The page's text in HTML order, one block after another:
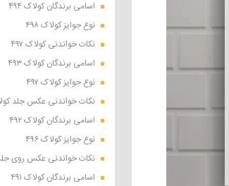
اسامی برندگان کولاک ۴۹۴
نوع جوایز کولاک ۴۹۸
نکات خواندنی کولاک ۴۹۷
اسامی برندگان کولاک ۴۹۳
نوع جوایز کولاک ۴۹۷
نکات خواندنی عکس جلد کولاک
اسامی برندگان کولاک ۴۹۲
نوع جوایز کولاک ۴۹۶
نکات خواندنی عکس روی جلد
اسامی برندگان کولاک ۴۹۱